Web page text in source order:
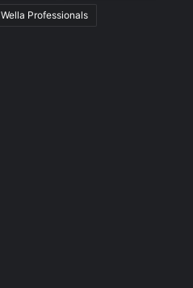
Wella Professionals